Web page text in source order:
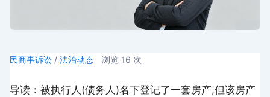
民商事诉讼 / 法治动态 浏览 16 次
导读：被执行人(债务人)名下登记了一套房产,但该房产